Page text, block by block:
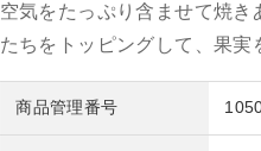
空気をたっぷり含ませて焼
たちをトッピングして、果実
商品管理番号